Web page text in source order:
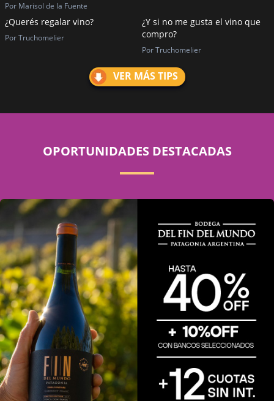
Por Marisol de la Fuente
¿Querés regalar vino?
Por Truchomelier
¿Y si no me gusta el vino que
compro?
Por Truchomelier
VER MÁS TIPS
OPORTUNIDADES DESTACADAS